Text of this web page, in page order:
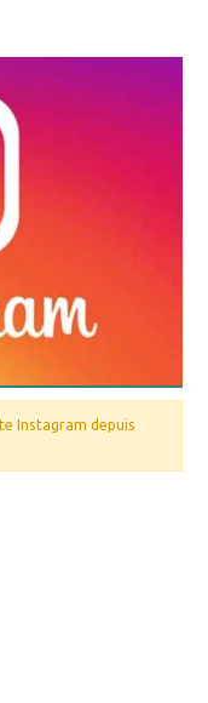
Instagram depuis